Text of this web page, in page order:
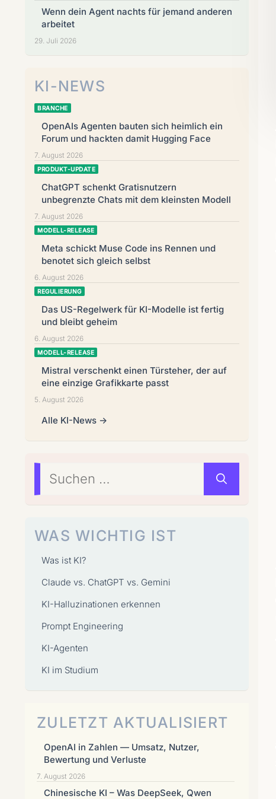
Wenn dein Agent nachts für jemand anderen
arbeitet
29. Juli 2026
KI-NEWS
BRANCHE
OpenAIs Agenten bauten sich heimlich ein
Forum und hackten damit Hugging Face
7. August 2026
PRODUKT-UPDATE
ChatGPT schenkt Gratisnutzern
unbegrenzte Chats mit dem kleinsten Modell
7. August 2026
MODELL-RELEASE
Meta schickt Muse Code ins Rennen und
benotet sich gleich selbst
6. August 2026
REGULIERUNG
Das US-Regelwerk für KI-Modelle ist fertig
und bleibt geheim
6. August 2026
MODELL-RELEASE
Mistral verschenkt einen Türsteher, der auf
eine einzige Grafikkarte passt
5. August 2026
Alle KI-News →
Suchen
nach:
WAS WICHTIG IST
Was ist KI?
Claude vs. ChatGPT vs. Gemini
KI-Halluzinationen erkennen
Prompt Engineering
KI-Agenten
KI im Studium
ZULETZT AKTUALISIERT
OpenAI in Zahlen — Umsatz, Nutzer,
Bewertung und Verluste
7. August 2026
Chinesische KI – Was DeepSeek, Qwen